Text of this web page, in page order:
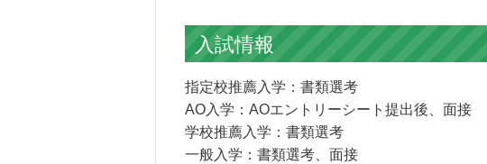
入試情報
指定校推薦入学：書類選考
AO入学：AOエントリーシート提出後、面接
学校推薦入学：書類選考
一般入学：書類選考、面接